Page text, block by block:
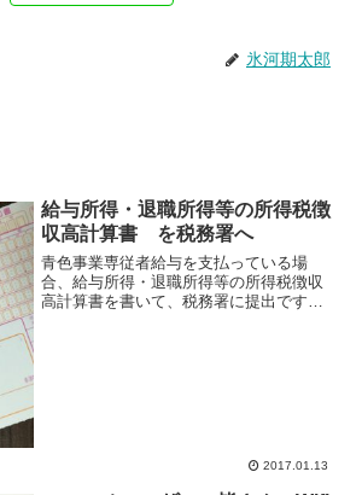
氷河期太郎
給与所得・退職所得等の所得税徴
収高計算書 を税務署へ
青色事業専従者給与を支払っている場
合、給与所得・退職所得等の所得税徴収
高計算書を書いて、税務署に提出です。
2017.01.13